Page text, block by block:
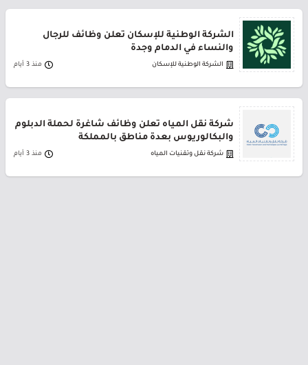
الشركة الوطنية للإسكان تعلن وظائف للرجال
والنساء في الدمام وجدة
الشركة الوطنية للإسكان منذ 3 أيام
شركة نقل المياه تعلن وظائف شاغرة لحملة الدبلوم
والبكالوريوس بعدة مناطق بالمملكة
شركة نقل وتقنيات المياه منذ 3 أيام